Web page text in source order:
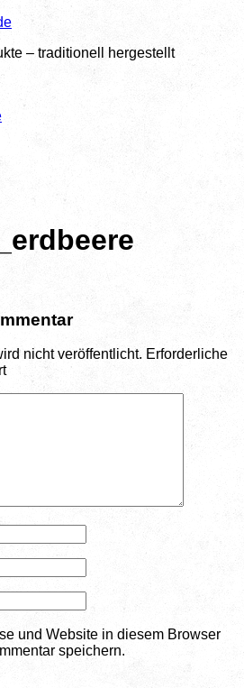
– traditionell hergestellt
nicht veröffentlicht. Erforderliche
und Website in diesem Browser
speichern.